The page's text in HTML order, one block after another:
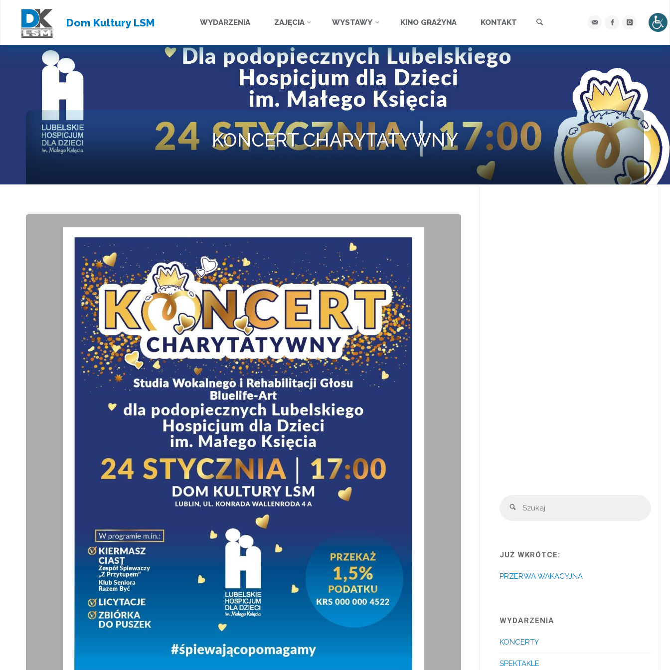
Dom Kultury LSM
treści
WYDARZENIA ZAJĘCIA WYSTAWY KINO GRAŻYNA KONTAKT
KONCERT CHARYTATYWNY
Szukaj
JUŻ WKRÓTCE:
PRZERWA WAKACYJNA
WYDARZENIA
KONCERTY
SPEKTAKLE